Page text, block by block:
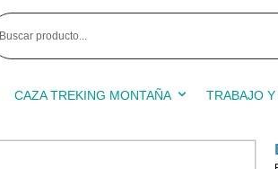
CAZA TREKING MONTAÑA TRABAJO